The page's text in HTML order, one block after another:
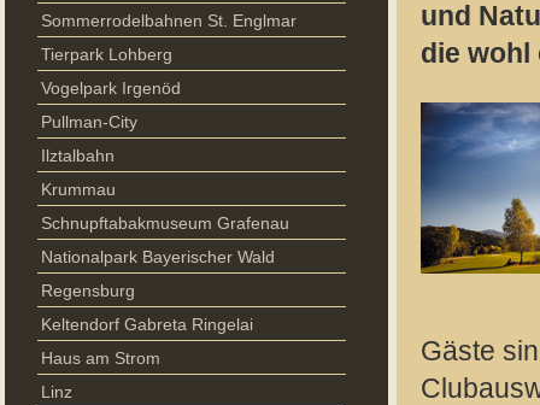
Sommerrodelbahnen St. Englmar
Tierpark Lohberg
Vogelpark Irgenöd
Pullman-City
Ilztalbahn
Krummau
Schnupftabakmuseum Grafenau
Nationalpark Bayerischer Wald
Regensburg
Keltendorf Gabreta Ringelai
Haus am Strom
Linz
und
die wohl
Gäste